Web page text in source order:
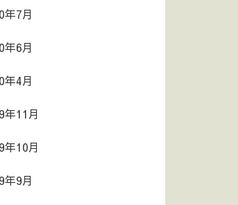
年7月
年6月
年4月
年11月
年10月
年9月